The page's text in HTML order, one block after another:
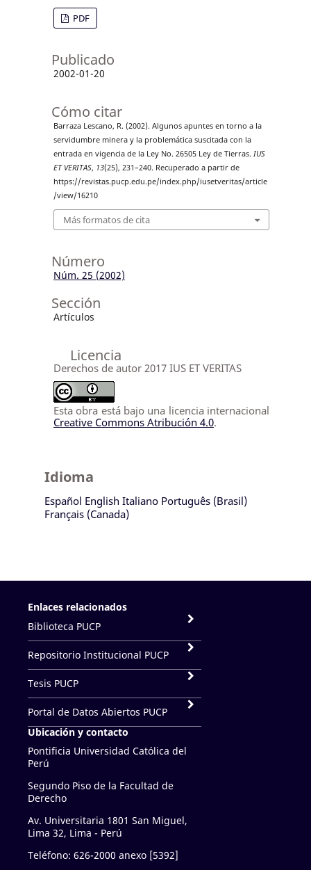
PDF
Publicado
2002-01-20
Cómo citar
Barraza Lescano, R. (2002). Algunos apuntes en torno a la
servidumbre minera y la problemática suscitada con la
entrada en vigencia de la Ley No. 26505 Ley de Tierras. IUS
ET VERITAS, 13(25), 231–240. Recuperado a partir de
https://revistas.pucp.edu.pe/index.php/iusetveritas/article
/view/16210
Más formatos de cita
Número
Núm. 25 (2002)
Sección
Artículos
Licencia
Derechos de autor 2017 IUS ET VERITAS
Esta obra está bajo una licencia internacional
Creative Commons Atribución 4.0.
Idioma
Español English Italiano Português (Brasil)
Français (Canada)
Enlaces relacionados
Biblioteca PUCP
Repositorio Institucional PUCP
Tesis PUCP
Portal de Datos Abiertos PUCP
Ubicación y contacto
Pontificia Universidad Católica del
Perú
Segundo Piso de la Facultad de
Derecho
Av. Universitaria 1801 San Miguel,
Lima 32, Lima - Perú
Teléfono: 626-2000 anexo [5392]